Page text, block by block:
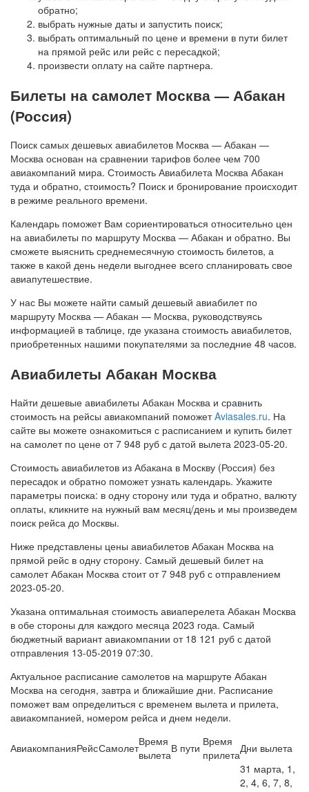
обратно;
выбрать нужные даты и запустить поиск;
выбрать оптимальный по цене и времени в пути билет
на прямой рейс или рейс с пересадкой;
произвести оплату на сайте партнера.
Билеты на самолет Москва — Абакан
(Россия)
Поиск самых дешевых авиабилетов Москва — Абакан —
Москва основан на сравнении тарифов более чем 700
авиакомпаний мира. Стоимость Авиабилета Москва Абакан
туда и обратно, стоимость? Поиск и бронирование происходит
в режиме реального времени.
Календарь поможет Вам сориентироваться относительно цен
на авиабилеты по маршруту Москва — Абакан и обратно. Вы
сможете выяснить среднемесячную стоимость билетов, а
также в какой день недели выгоднее всего спланировать свое
авиапутешествие.
У нас Вы можете найти самый дешевый авиабилет по
маршруту Москва — Абакан — Москва, руководствуясь
информацией в таблице, где указана стоимость авиабилетов,
приобретенных нашими покупателями за последние 48 часов.
Авиабилеты Абакан Москва
Найти дешевые авиабилеты Абакан Москва и сравнить
стоимость на рейсы авиакомпаний поможетAviasales.ru. На
сайте вы можете ознакомиться с расписанием и купить билет
на самолет по цене от 7 948 руб с датой вылета 2023-05-20.
Стоимость авиабилетов из Абакана в Москву (Россия) без
пересадок и обратно поможет узнать календарь. Укажите
параметры поиска: в одну сторону или туда и обратно, валюту
оплаты, кликните на нужный вам месяц/день и мы произведем
поиск рейса до Москвы.
Ниже представлены цены авиабилетов Абакан Москва на
прямой рейс в одну сторону. Самый дешевый билет на
самолет Абакан Москва стоит от 7 948 руб с отправлением
2023-05-20.
Указана оптимальная стоимость авиаперелета Абакан Москва
в обе стороны для каждого месяца 2023 года. Самый
бюджетный вариант авиакомпании от 18 121 руб с датой
отправления 13-05-2019 07:30.
Актуальное расписание самолетов на маршруте Абакан
Москва на сегодня, завтра и ближайшие дни. Расписание
поможет вам определиться с временем вылета и прилета,
авиакомпанией, номером рейса и днем недели.
АвиакомпанияРейсСамолетВремя
вылетаВ пути Время
прилетаДни вылета
31 марта, 1,
2, 4, 6, 7, 8,